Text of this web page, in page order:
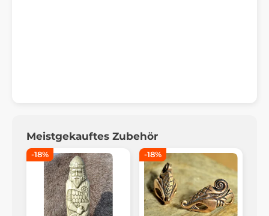
Meistgekauftes Zubehör
-18% -18%